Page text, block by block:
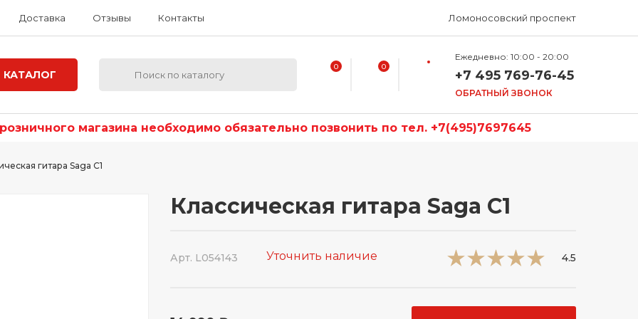
Доставка Отзывы Контакты Ломоносовский проспект
КАТАЛОГ
0 0
Ежедневно: 10:00 - 20:00
+7 495 769-76-45
ОБРАТНЫЙ ЗВОНОК
магазина необходимо обязательно позвонить по тел. +7(495)7697645
гитара Saga C1
Классическая гитара Saga C1
Арт. L054143 Уточнить наличие 4.5